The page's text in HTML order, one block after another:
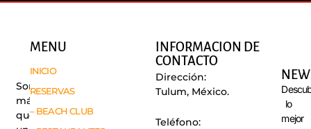
Somos
más
que
MENU
INICIO
RESERVAS
– BEACH CLUB
INFORMACION DE
CONTACTO
Dirección:
Tulum, México.
Teléfono:
lo
mejor